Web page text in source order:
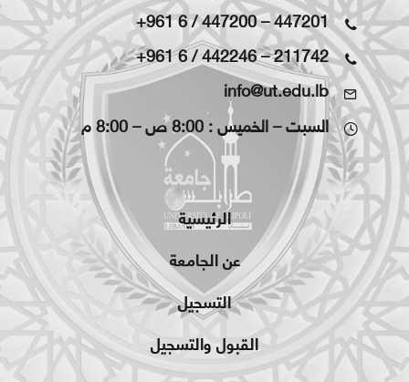
+961 6 / 447200–447201
+961 6 / 442246–211742
info@ut.edu.lb
السبت – الخميس : 8:00 ص – 8:00 م
الرئيسية
عن الجامعة
التسجيل
القبول والتسجيل